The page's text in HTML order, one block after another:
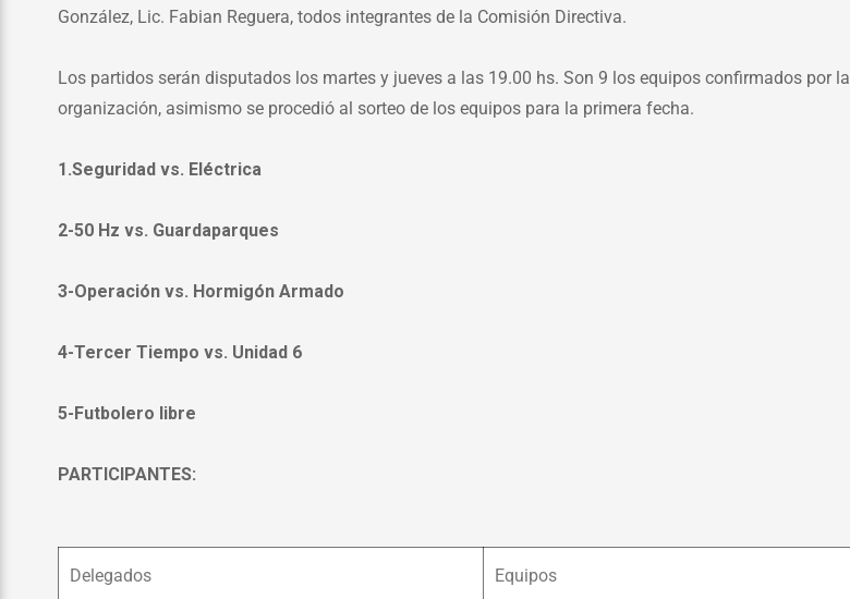
González, Lic. Fabian Reguera, todos integrantes de la Comisión Directiva.
Los partidos serán disputados los martes y jueves a las 19.00 hs. Son 9 los equipos confirmados por la
organización, asimismo se procedió al sorteo de los equipos para la primera fecha.
1.Seguridad vs. Eléctrica
2-50 Hz vs. Guardaparques
3-Operación vs. Hormigón Armado
4-Tercer Tiempo vs. Unidad 6
5-Futbolero libre
PARTICIPANTES:
Delegados Equipos